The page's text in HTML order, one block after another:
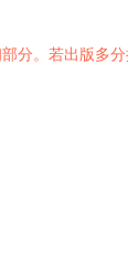
分。若出版多